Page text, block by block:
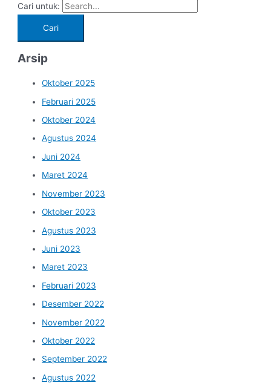
Cari untuk:
Arsip
Oktober 2025
Februari 2025
Oktober 2024
Agustus 2024
Juni 2024
Maret 2024
November 2023
Oktober 2023
Agustus 2023
Juni 2023
Maret 2023
Februari 2023
Desember 2022
November 2022
Oktober 2022
September 2022
Agustus 2022